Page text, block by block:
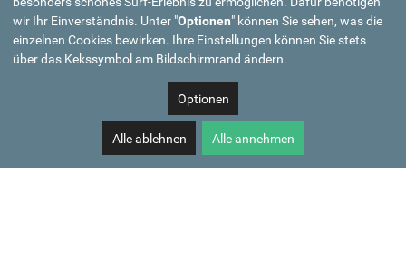
wir Ihr Einverständnis. Unter "Optionen" können Sie sehen, was die
einzelnen Cookies bewirken. Ihre Einstellungen können Sie stets
über das Kekssymbol am Bildschirmrand ändern.
Optionen
Alle ablehnen Alle annehmen